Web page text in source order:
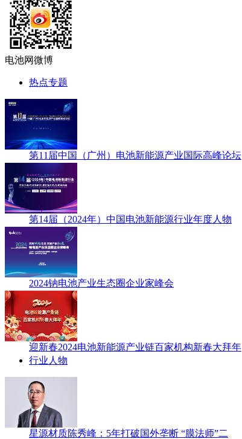
电池网微博
热点专题
第11届中国（广州）电池新能源产业国际高峰论坛
第14届（2024年）中国电池新能源行业年度人物
2024钠电池产业生态圈企业家峰会
迎新春2024电池新能源产业链百家机构新春大拜年
行业人物
星源材质陈秀峰：5年打破国外垄断 “膜法师”二